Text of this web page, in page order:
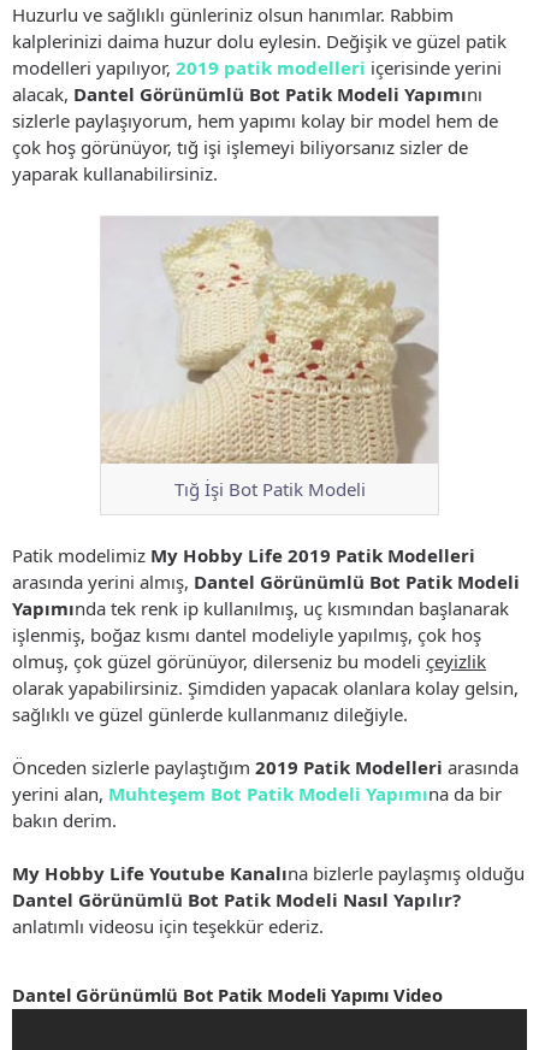
Huzurlu ve sağlıklı günleriniz olsun hanımlar. Rabbim
kalplerinizi daima huzur dolu eylesin. Değişik ve güzel patik
modelleri yapılıyor, 2019 patik modelleri içerisinde yerini
alacak, Dantel Görünümlü Bot Patik Modeli Yapımını
sizlerle paylaşıyorum, hem yapımı kolay bir model hem de
çok hoş görünüyor, tığ işi işlemeyi biliyorsanız sizler de
yaparak kullanabilirsiniz.
Tığ İşi Bot Patik Modeli
Patik modelimiz My Hobby Life 2019 Patik Modelleri
arasında yerini almış, Dantel Görünümlü Bot Patik Modeli
Yapımında tek renk ip kullanılmış, uç kısmından başlanarak
işlenmiş, boğaz kısmı dantel modeliyle yapılmış, çok hoş
olmuş, çok güzel görünüyor, dilerseniz bu modeli çeyizlik
olarak yapabilirsiniz. Şimdiden yapacak olanlara kolay gelsin,
sağlıklı ve güzel günlerde kullanmanız dileğiyle.
Önceden sizlerle paylaştığım 2019 Patik Modelleri arasında
yerini alan, Muhteşem Bot Patik Modeli Yapımına da bir
bakın derim.
My Hobby Life Youtube Kanalına bizlerle paylaşmış olduğu
Dantel Görünümlü Bot Patik Modeli Nasıl Yapılır?
anlatımlı videosu için teşekkür ederiz.
Dantel Görünümlü Bot Patik Modeli Yapımı Video